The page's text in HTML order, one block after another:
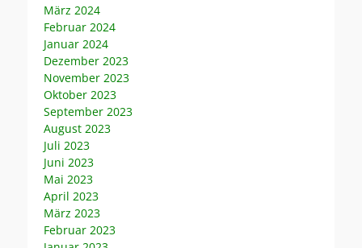
März 2024
Februar 2024
Januar 2024
Dezember 2023
November 2023
Oktober 2023
September 2023
August 2023
Juli 2023
Juni 2023
Mai 2023
April 2023
März 2023
Februar 2023